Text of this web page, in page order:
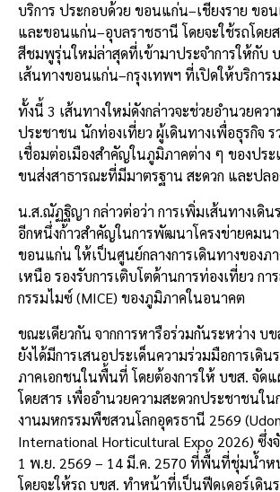
บริการ ประกอบด้วย ขอนแก่น–เชียงราย ขอ
และขอนแก่น–อุบลราชธานี โดยจะใช้รถโดย
สีชมพูรุ่นใหม่ล่าสุดที่เข้ามาประจำการให้กับ
เส้นทางขอนแก่น–กรุงเทพฯ ที่เปิดให้บริกา
ทั้งนี้ 3 เส้นทางใหม่ดังกล่าวจะช่วยอำนวยคว
ประชาชน นักท่องเที่ยว ผู้เดินทางเพื่อธุรกิจ
เชื่อมต่อเมืองสำคัญในภูมิภาคต่าง ๆ ของปร
ขนส่งสาธารณะที่มีมาตรฐาน สะดวก และปล
น.ส.ณัฏฐิญา กล่าวต่อว่า การเพิ่มเส้นทางเดิน
อีกหนึ่งก้าวสำคัญในการพัฒนาโครงข่ายคมน
ขอนแก่น ให้เป็นศูนย์กลางการเดินทางของภ
เหนือ รองรับการเติบโตด้านการท่องเที่ยว ก
กรรมไมซ์ (MICE) ของภูมิภาคในอนาคต
ขณะเดียวกัน จากการหารือร่วมกันระหว่าง บ
ยังได้มีการเสนอประเด็นความร่วมมือการเดิน
ภาคเอกชนในพื้นที่ โดยต้องการให้ บขส. จัดแ
โดยสาร เพื่ออำนวยความสะดวกประชาชนใน
งานมหกรรมพืชสวนโลกอุดรธานี 2569
International Horticultural Expo 2026) ซึ่
1 พ.ย. 2569 – 14 มี.ค. 2570 ที่พื้นที่ชุ่มน้ำห
โดยจะให้รถ บขส. ทำหน้าที่เป็นฟีดเดอร์เดิน